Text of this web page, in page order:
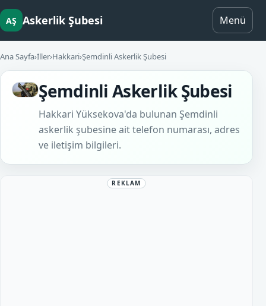
AŞ Askerlik Şubesi Menü
Ana Sayfa›İller›Hakkari›Şemdinli Askerlik Şubesi
Şemdinli Askerlik Şubesi
Hakkari Yüksekova'da bulunan Şemdinli
askerlik şubesine ait telefon numarası, adres
ve iletişim bilgileri.
REKLAM